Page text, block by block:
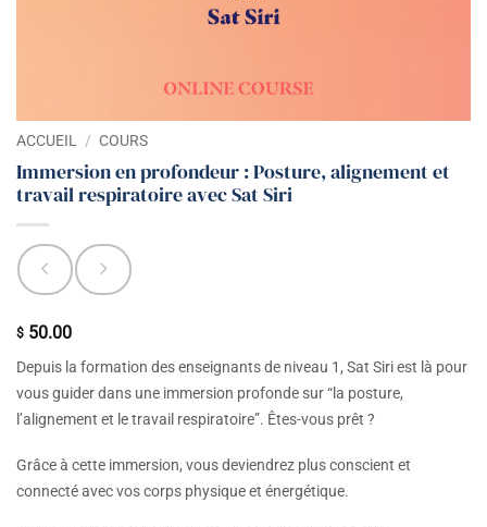
ACCUEIL / COURS
Immersion en profondeur : Posture, alignement et
travail respiratoire avec Sat Siri
$ 50.00
Depuis la formation des enseignants de niveau 1, Sat Siri est là pour
vous guider dans une immersion profonde sur “la posture,
l’alignement et le travail respiratoire”. Êtes-vous prêt ?
Grâce à cette immersion, vous deviendrez plus conscient et
connecté avec vos corps physique et énergétique.